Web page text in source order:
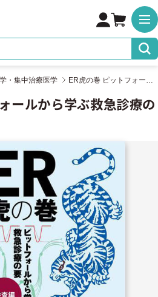
・集中治療医学
ールから学ぶ救急診療の